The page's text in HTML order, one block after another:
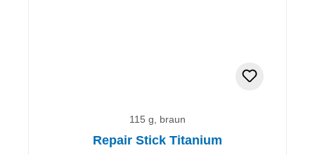
115 g, braun
Repair Stick Titanium